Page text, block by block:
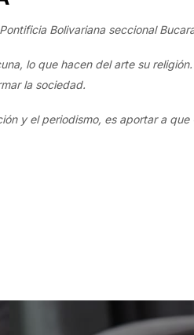
Bolivariana seccional
lo que hacen del arte su
la sociedad.
y el periodismo, es aportar a